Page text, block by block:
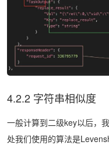
4.2.2 字符串相似度
一般计算到二级key以后，
处我们使用的算法是